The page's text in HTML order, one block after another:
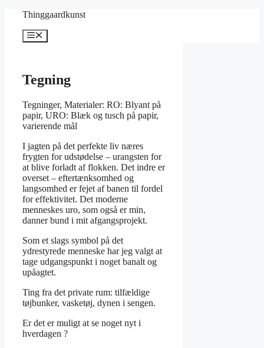
indhold
Thinggaardkunst
Menu
Tegning
Tegninger, Materialer: RO: Blyant på
papir, URO: Blæk og tusch på papir,
varierende mål
I jagten på det perfekte liv næres
frygten for udstødelse – urangsten for
at blive forladt af flokken. Det indre er
overset – eftertænksomhed og
langsomhed er fejet af banen til fordel
for effektivitet. Det moderne
menneskes uro, som også er min,
danner bund i mit afgangsprojekt.
Som et slags symbol på det
ydrestyrede menneske har jeg valgt at
tage udgangspunkt i noget banalt og
upåagtet.
Ting fra det private rum: tilfældige
tøjbunker, vasketøj, dynen i sengen.
Er det er muligt at se noget nyt i
hverdagen ?